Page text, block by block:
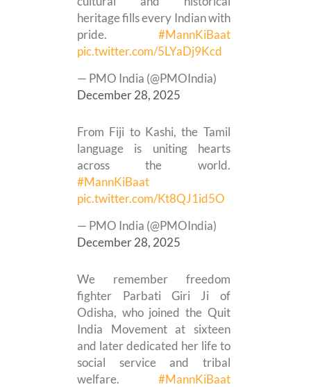
heritage fills every Indian with
pride. #MannKiBaat
pic.twitter.com/5LYaDj9Kcd
— PMO India (@PMOIndia)
December 28, 2025
From Fiji to Kashi, the Tamil
language is uniting hearts
across the world.
#MannKiBaat
pic.twitter.com/Kt8QJ1id5O
— PMO India (@PMOIndia)
December 28, 2025
We remember freedom
fighter Parbati Giri Ji of
Odisha, who joined the Quit
India Movement at sixteen
and later dedicated her life to
social service and tribal
welfare. #MannKiBaat